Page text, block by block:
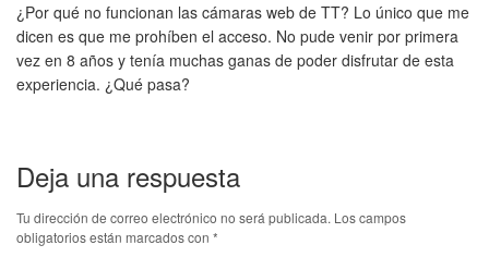
¿Por qué no funcionan las cámaras web de TT? Lo único que me
dicen es que me prohíben el acceso. No pude venir por primera
vez en 8 años y tenía muchas ganas de poder disfrutar de esta
experiencia. ¿Qué pasa?
Deja una respuesta
Tu dirección de correo electrónico no será publicada. Los campos
obligatorios están marcados con *